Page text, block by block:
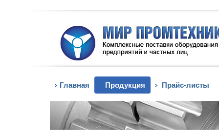
Главная Продукция Прайс-листы